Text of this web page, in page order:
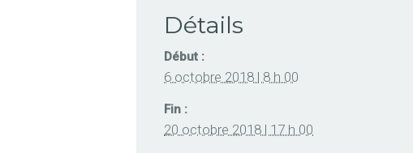
Détails
Début :
6 octobre 2018 | 8 h 00
Fin :
20 octobre 2018 | 17 h 00